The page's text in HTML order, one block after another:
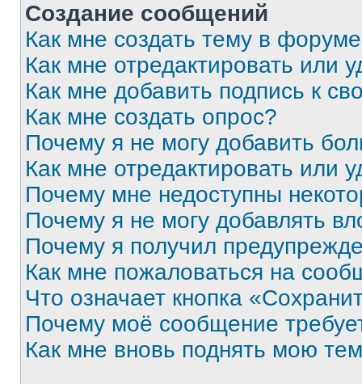
Создание сообщений
Как мне создать тему в
Как мне отредактировать или
Как мне добавить подпись к
Как мне создать опрос?
Почему я не могу добавить
Как мне отредактировать или
Почему мне недоступны
Почему я не могу добавлять
Почему я получил
Как мне пожаловаться на
Что означает кнопка
Почему моё сообщение
Как мне вновь поднять мою